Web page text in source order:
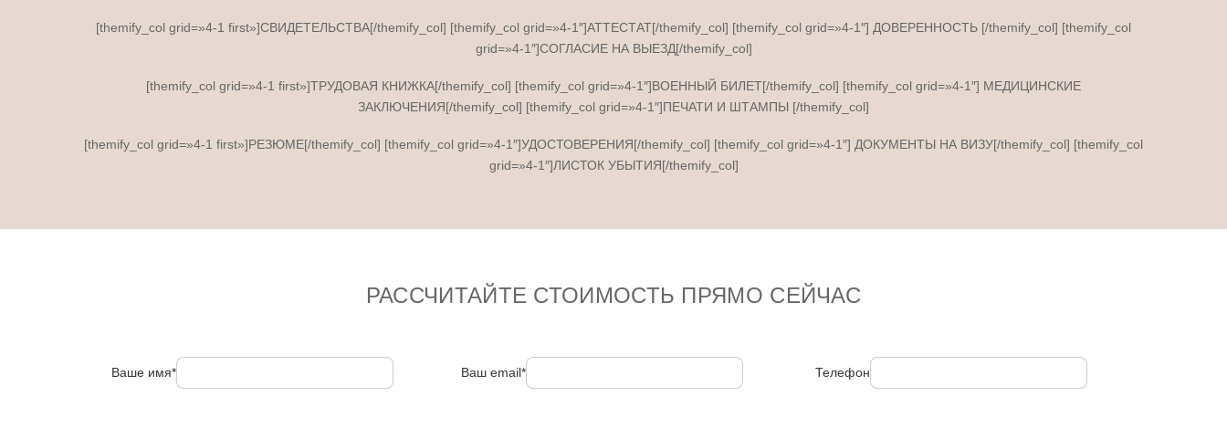
[themify_col grid=»4-1 first»]СВИДЕТЕЛЬСТВА[/themify_col] [themify_col grid=»4-1″]АТТЕСТАТ[/themify_col] [themify_col grid=»4-1″] ДОВЕРЕННОСТЬ [/themify_col] [themify_col
grid=»4-1″]СОГЛАСИЕ НА ВЫЕЗД[/themify_col]
[themify_col grid=»4-1 first»]ТРУДОВАЯ КНИЖКА[/themify_col] [themify_col grid=»4-1″]ВОЕННЫЙ БИЛЕТ[/themify_col] [themify_col grid=»4-1″] МЕДИЦИНСКИЕ
ЗАКЛЮЧЕНИЯ[/themify_col] [themify_col grid=»4-1″]ПЕЧАТИ И ШТАМПЫ [/themify_col]
[themify_col grid=»4-1 first»]РЕЗЮМЕ[/themify_col] [themify_col grid=»4-1″]УДОСТОВЕРЕНИЯ[/themify_col] [themify_col grid=»4-1″] ДОКУМЕНТЫ НА ВИЗУ[/themify_col] [themify_col
grid=»4-1″]ЛИСТОК УБЫТИЯ[/themify_col]
РАССЧИТАЙТЕ СТОИМОСТЬ ПРЯМО СЕЙЧАС
Ваше имя* Ваш email* Телефон